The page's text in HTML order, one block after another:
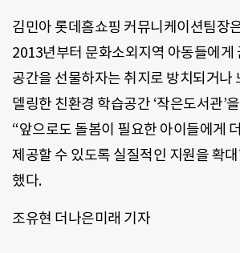
김민아 롯데홈쇼핑 커뮤니케이션팀장
2013년부터 문화소외지역 아동들에게
공간을 선물하자는 취지로 방치되거나
델링한 친환경 학습공간 ‘작은도서관’
“앞으로도 돌봄이 필요한 아이들에게
제공할 수 있도록 실질적인 지원을 확
했다.
조유현 더나은미래 기자